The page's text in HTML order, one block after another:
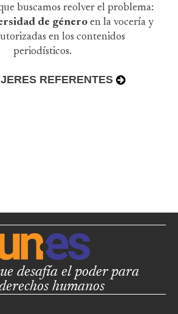
buscamos reolver el problema:
de género en la vocería y
en los contenidos
periodísticos.
REFERENTES
desafía el poder para
humanos